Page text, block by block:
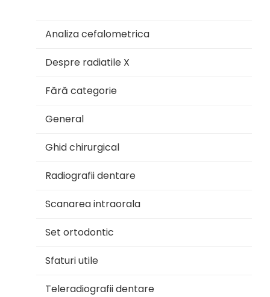
Analiza cefalometrica
Despre radiatile X
Fără categorie
General
Ghid chirurgical
Radiografii dentare
Scanarea intraorala
Set ortodontic
Sfaturi utile
Teleradiografii dentare